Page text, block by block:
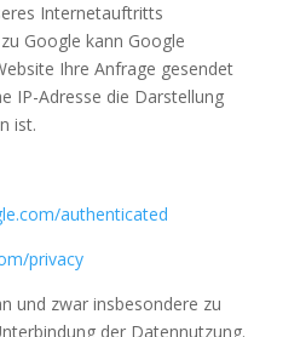
Internetauftritts
Google kann Google
Ihre Anfrage gesendet
IP-Adresse die Darstellung
ist.
authenticated
privacy
und zwar insbesondere zu
der Datennutzung.